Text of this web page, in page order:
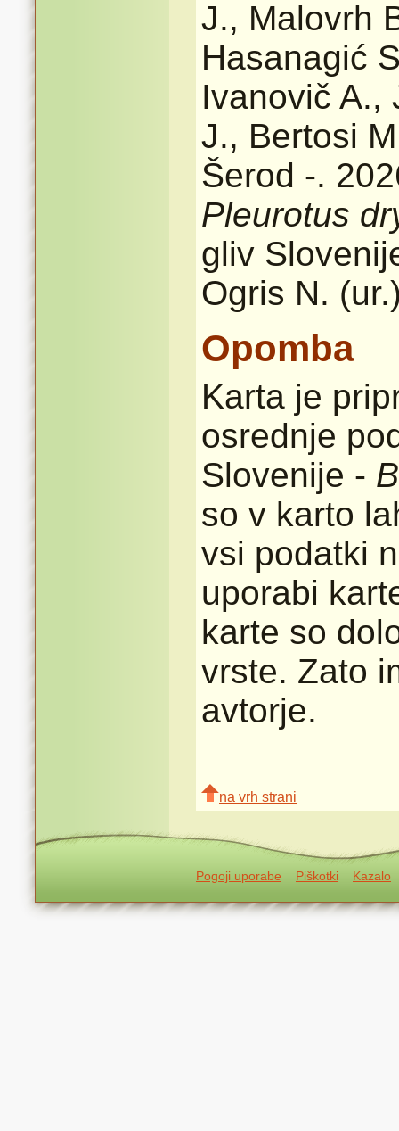
J., Malovrh
Hasanagić
Ivanovič A.,
J., Bertosi
Šerod -.
Pleurotus
gliv
Ogris N.
Opomba
Karta je
osrednje
Slovenije -
so v karto
vsi podatki
uporabi
karte so
vrste. Zato
avtorje.
na vrh strani
Pogoji uporabe Piškotki Kazalo